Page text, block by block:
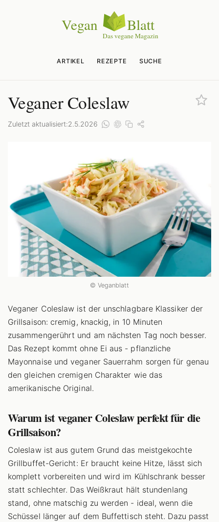
ARTIKEL REZEPTE SUCHE
Veganer Coleslaw
Zuletzt aktualisiert:2.5.2026
© Veganblatt
Veganer Coleslaw ist der unschlagbare Klassiker der
Grillsaison: cremig, knackig, in 10 Minuten
zusammengerührt und am nächsten Tag noch besser.
Das Rezept kommt ohne Ei aus - pflanzliche
Mayonnaise und veganer Sauerrahm sorgen für genau
den gleichen cremigen Charakter wie das
amerikanische Original.
Warum ist veganer Coleslaw perfekt für die
Grillsaison?
Coleslaw ist aus gutem Grund das meistgekochte
Grillbuffet-Gericht: Er braucht keine Hitze, lässt sich
komplett vorbereiten und wird im Kühlschrank besser
statt schlechter. Das Weißkraut hält stundenlang
stand, ohne matschig zu werden - ideal, wenn die
Schüssel länger auf dem Buffettisch steht. Dazu passt